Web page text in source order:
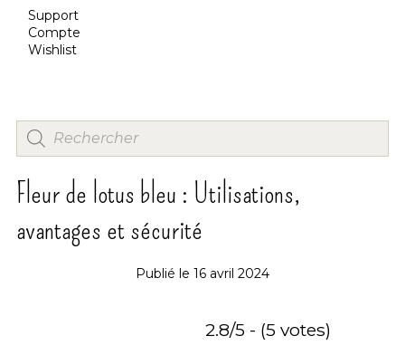
Support
Compte
Wishlist
Fleur de lotus bleu : Utilisations,
avantages et sécurité
Publié le 16 avril 2024
2.8/5 - (5 votes)